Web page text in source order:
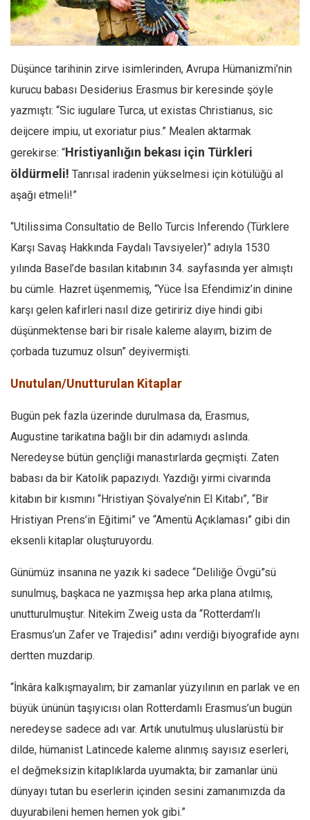
Facebook
Instagram
Editörden
Kemal Özer
Mahmut Toptaş
Yvonne Ridley
Barış Tarımcıoğlu
Yusuf Armağan
Hasanali Yıldırım
Leyla Şerif Emin
Selçuk Türkyılmaz
Mehmet Ali Tekin
Abir E. Nahas
Amina S. Jenenkovic
Esra Elönü
Bu Sayı
Tüm Sayılar
Kategoriler
Kültür Sanat
Kitap
Karisi kitap sualleri
7 soruda bu hafta
Ekonomi
Spor
Manzara
Sağlık
Gıda-Beslenme
Hayat
Türkiye
Siyaset
Düşünce tarihinin zirve isimlerinden, Avrupa Hümanizmi’nin
kurucu babası Desiderius Erasmus bir keresinde şöyle
yazmıştı: “Sic iugulare Turca, ut existas Christianus, sic
deijcere impiu, ut exoriatur pius.” Mealen aktarmak
gerekirse: “Hristiyanlığın bekası için Türkleri
öldürmeli! Tanrısal iradenin yükselmesi için kötülüğü al
aşağı etmeli!”
“Utilissima Consultatio de Bello Turcis Inferendo (Türklere
Karşı Savaş Hakkında Faydalı Tavsiyeler)” adıyla 1530
yılında Basel’de basılan kitabının 34. sayfasında yer almıştı
bu cümle. Hazret üşenmemiş, “Yüce İsa Efendimiz’in dinine
karşı gelen kafirleri nasıl dize getiririz diye hindi gibi
düşünmektense bari bir risale kaleme alayım, bizim de
çorbada tuzumuz olsun” deyivermişti.
Unutulan/Unutturulan Kitaplar
Bugün pek fazla üzerinde durulmasa da, Erasmus,
Augustine tarikatına bağlı bir din adamıydı aslında.
Neredeyse bütün gençliği manastırlarda geçmişti. Zaten
babası da bir Katolik papazıydı. Yazdığı yirmi civarında
kitabın bir kısmını “Hristiyan Şövalye’nin El Kitabı”, “Bir
Hristiyan Prens’in Eğitimi” ve “Amentü Açıklaması” gibi din
eksenli kitaplar oluşturuyordu.
Günümüz insanına ne yazık ki sadece “Deliliğe Övgü”sü
sunulmuş, başkaca ne yazmışsa hep arka plana atılmış,
unutturulmuştur. Nitekim Zweig usta da “Rotterdam’lı
Erasmus’un Zafer ve Trajedisi” adını verdiği biyografide aynı
dertten muzdarip.
“İnkâra kalkışmayalım; bir zamanlar yüzyılının en parlak ve en
büyük ününün taşıyıcısı olan Rotterdamlı Erasmus’un bugün
neredeyse sadece adı var. Artık unutulmuş uluslarüstü bir
dilde, hümanist Latincede kaleme alınmış sayısız eserleri,
el değmeksizin kitaplıklarda uyumakta; bir zamanlar ünü
dünyayı tutan bu eserlerin içinden sesini zamanımızda da
duyurabileni hemen hemen yok gibi.”